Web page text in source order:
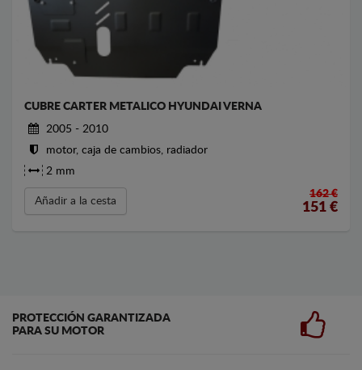
CUBRE CARTER METALICO HYUNDAI VERNA
2005 - 2010
motor, caja de cambios, radiador
2 mm
Añadir a la cesta
162 €
151 €
PROTECCIÓN GARANTIZADA
PARA SU MOTOR